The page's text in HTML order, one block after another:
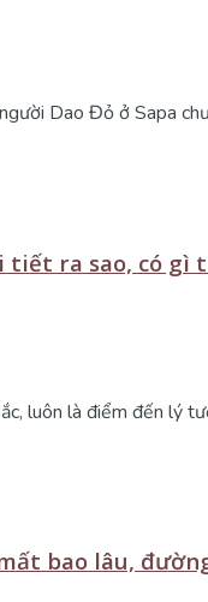
Dao Đỏ ở Sapa
tiết ra sao, có gì
luôn là điểm đến lý
bao lâu,